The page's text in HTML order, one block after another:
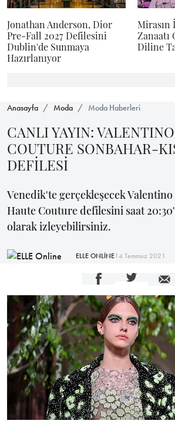
Jonathan Anderson, Dior
Pre-Fall 2027 Defilesini
Dublin'de Sunmaya
Hazırlanıyor
Mirasın
Zanaatı
Diline
Anasayfa Moda Moda Haberleri
CANLI YAYIN:
COUTURE SONBAHAR-
DEFİLESİ
Venedik'te gerçekleşecek
Haute Couture defilesini saat
olarak izleyebilirsiniz.
ELLE ONLİNE14 Temmuz 2021